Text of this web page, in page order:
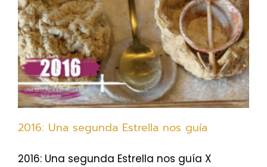
2016: Una segunda Estrella nos guía
2016: Una segunda Estrella nos guía X